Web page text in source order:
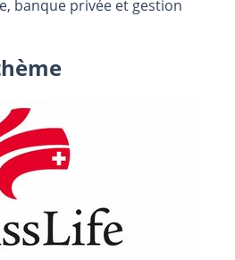
banque privée et gestion